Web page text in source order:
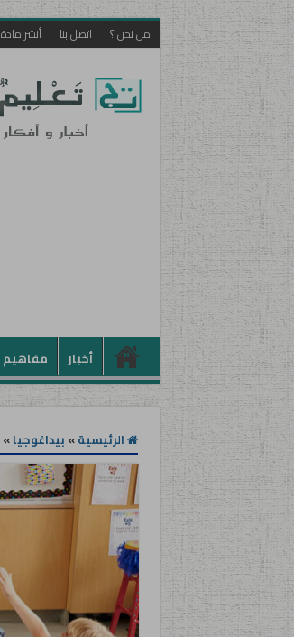
من نحن ؟ اتصل بنا أنشر مادة
أخبار مفاهيم
الرئيسية» بيداغوجيا»